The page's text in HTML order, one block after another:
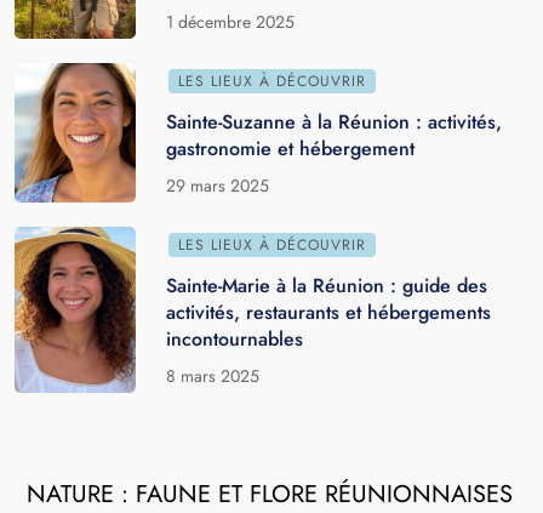
1 décembre 2025
LES LIEUX À DÉCOUVRIR
Sainte-Suzanne à la Réunion : activités,
gastronomie et hébergement
29 mars 2025
LES LIEUX À DÉCOUVRIR
Sainte-Marie à la Réunion : guide des
activités, restaurants et hébergements
incontournables
8 mars 2025
NATURE : FAUNE ET FLORE RÉUNIONNAISES